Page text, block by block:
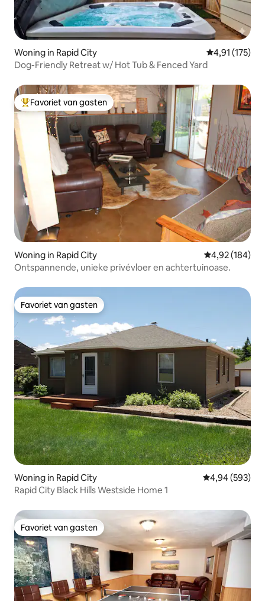
Woning in Rapid City Gemiddelde
4,91 (175)
Dog-Friendly Retreat w/ Hot Tub & Fenced Yard
Topfavoriet van gasten
Favoriet van gasten
Woning in Rapid City Gemiddelde
4,92 (184)
Ontspannende, unieke privévloer en achtertuinoase.
Favoriet van gasten
Favoriet van gasten
Woning in Rapid City Gemiddelde
4,94 (593)
Rapid City Black Hills Westside Home 1
Favoriet van gasten
Favoriet van gasten